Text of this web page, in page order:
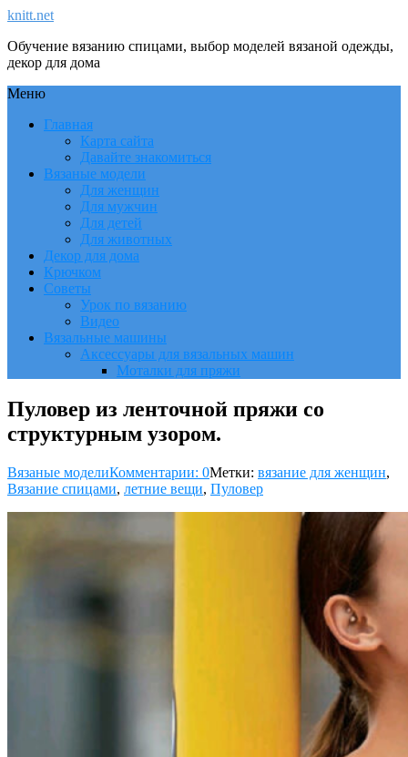
knitt.net
Обучение вязанию спицами, выбор моделей вязаной одежды,
декор для дома
Меню
Главная
Карта сайта
Давайте знакомиться
Вязаные модели
Для женщин
Для мужчин
Для детей
Для животных
Декор для дома
Крючком
Советы
Урок по вязанию
Видео
Вязальные машины
Аксессуары для вязальных машин
Моталки для пряжи
Пуловер из ленточной пряжи со
структурным узором.
Вязаные моделиКомментарии: 0Метки: вязание для женщин,
Вязание спицами, летние вещи, Пуловер